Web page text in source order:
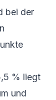
bei der
% liegt
und